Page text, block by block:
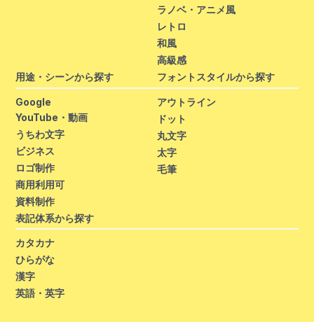
ラノベ・アニメ風
レトロ
和風
高級感
用途・シーンから探す
Google
YouTube・動画
うちわ文字
ビジネス
ロゴ制作
商用利用可
資料制作
フォントスタイルから探す
アウトライン
ドット
丸文字
太字
毛筆
表記体系から探す
カタカナ
ひらがな
漢字
英語・英字